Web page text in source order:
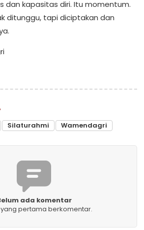
dan kapasitas diri. Itu momentum.
ditunggu, tapi diciptakan dan
Silaturahmi Wamendagri
ada komentar
pertama berkomentar.